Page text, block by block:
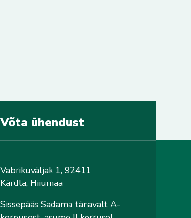
Võta ühendust
Vabrikuväljak 1, 92411
Kärdla, Hiiumaa
Sissepääs Sadama tänavalt A-